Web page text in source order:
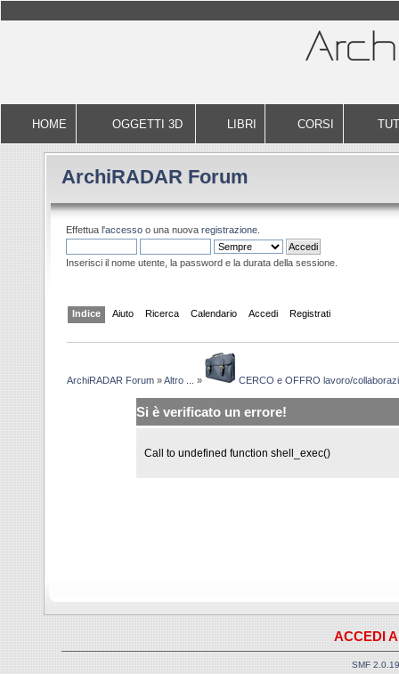
HOME OGGETTI 3D LIBRI CORSI
ArchiRADAR Forum
Effettua l'accesso o una nuova registrazione.
Inserisci il nome utente, la password e la durata della sessione.
Indice Aiuto Ricerca Calendario Accedi Registrati
ArchiRADAR Forum »Altro ... » CERCO e OFFRO lavoro/
Si è verificato un errore!
Call to undefined function shell_exec()
ACCEDI
SMF 2.0.19